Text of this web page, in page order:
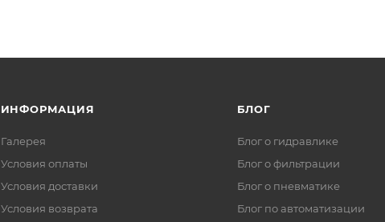
ИНФОРМАЦИЯ
Галерея
Условия оплаты
Условия доставки
Условия возврата
БЛОГ
Блог о гидравлике
Блог о фильтрации
Блог о пневматике
Блог по автоматизации